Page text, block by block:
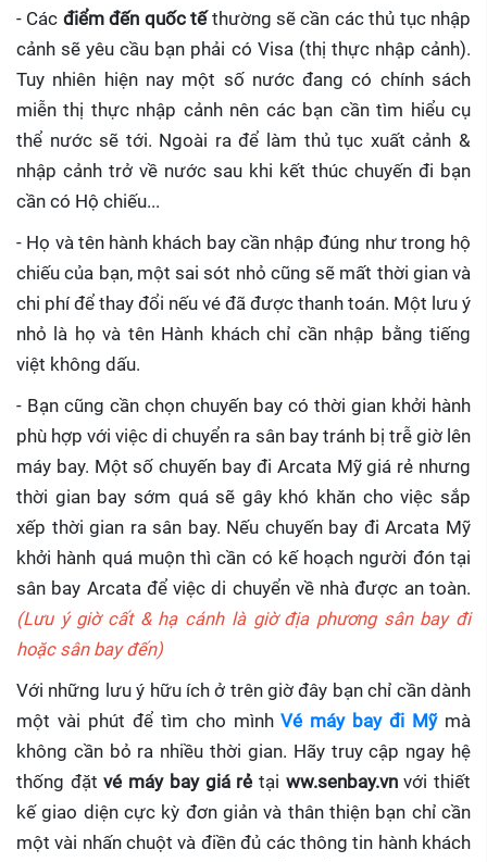
- Các điểm đến quốc tếthường sẽ cần các thủ tục nhập
cảnh sẽ yêu cầu bạn phải có Visa (thị thực nhập cảnh).
Tuy nhiên hiện nay một số nước đang có chính sách
miễn thị thực nhập cảnh nên các bạn cần tìm hiểu cụ
thể nước sẽ tới. Ngoài ra để làm thủ tục xuất cảnh &
nhập cảnh trở về nước sau khi kết thúc chuyến đi bạn
cần có Hộ chiếu...
- Họ và tên hành khách bay cần nhập đúng như trong hộ
chiếu của bạn, một sai sót nhỏ cũng sẽ mất thời gian và
chi phí để thay đổi nếu vé đã được thanh toán. Một lưu ý
nhỏ là họ và tên Hành khách chỉ cần nhập bằng tiếng
việt không dấu.
- Bạn cũng cần chọn chuyến bay có thời gian khởi hành
phù hợp với việc di chuyển ra sân bay tránh bị trễ giờ lên
máy bay. Một số chuyến bay đi Arcata Mỹ giá rẻ nhưng
thời gian bay sớm quá sẽ gây khó khăn cho việc sắp
xếp thời gian ra sân bay. Nếu chuyến bay đi Arcata Mỹ
khởi hành quá muộn thì cần có kế hoạch người đón tại
sân bay Arcata để việc di chuyển về nhà được an toàn.
(Lưu ý giờ cất & hạ cánh là giờ địa phương sân bay đi
hoặc sân bay đến)
Với những lưu ý hữu ích ở trên giờ đây bạn chỉ cần dành
một vài phút để tìm cho mìnhVé máy bay đi Mỹmà
không cần bỏ ra nhiều thời gian. Hãy truy cập ngay hệ
thống đặtvé máy bay giá rẻ tại ww.senbay.vnvới thiết
kế giao diện cực kỳ đơn giản và thân thiện bạn chỉ cần
một vài nhấn chuột và điền đủ các thông tin hành khách